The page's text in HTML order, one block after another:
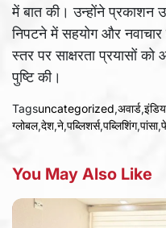
में बात की। उन्होंने प्रकाशन
निपटने में सहयोग और
स्तर पर साक्षरता प्रयासों
पुष्टि की।
Tagsuncategorized,अवार्ड,
ग्लोबल,देश,ने,पब्लिशर्स,पब्लिशिंग,पांसा,
You May Also Like